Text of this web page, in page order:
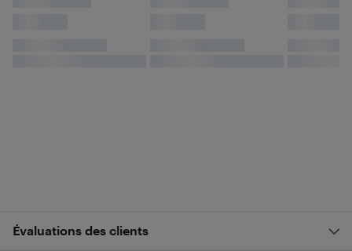
Évaluations des clients